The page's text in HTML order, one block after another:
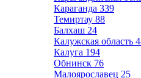
Караганда 339
Темиртау 88
Балхаш 24
Калужская область
Калуга 194
Обнинск 76
Малоярославец 25